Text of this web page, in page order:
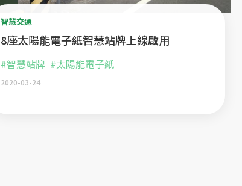
8座太陽能電子紙智慧站牌上線啟用
智慧交通
#智慧站牌 #太陽能電子紙
2020-03-24